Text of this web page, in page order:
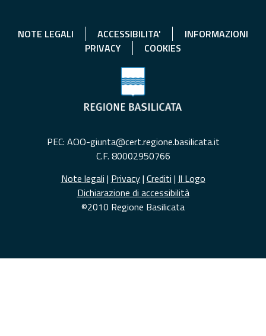
NOTE LEGALI ACCESSIBILITA'
INFORMAZIONI
PRIVACY
COOKIES
PEC: AOO-giunta@cert.regione.basilicata.it
C.F. 80002950766
Note legali | Privacy| Crediti | Il Logo
Dichiarazione di accessibilità
©2010 Regione Basilicata